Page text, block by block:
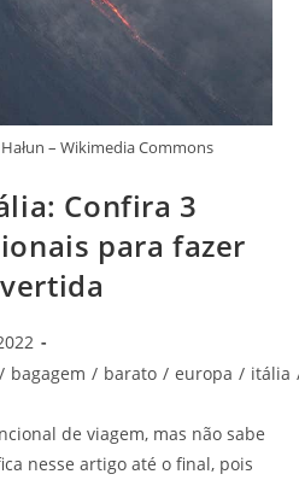
– Wikimedia Commons
Confira 3
para fazer
/ bagagem / barato / europa / itália
de viagem, mas não sabe
nesse artigo até o final, pois